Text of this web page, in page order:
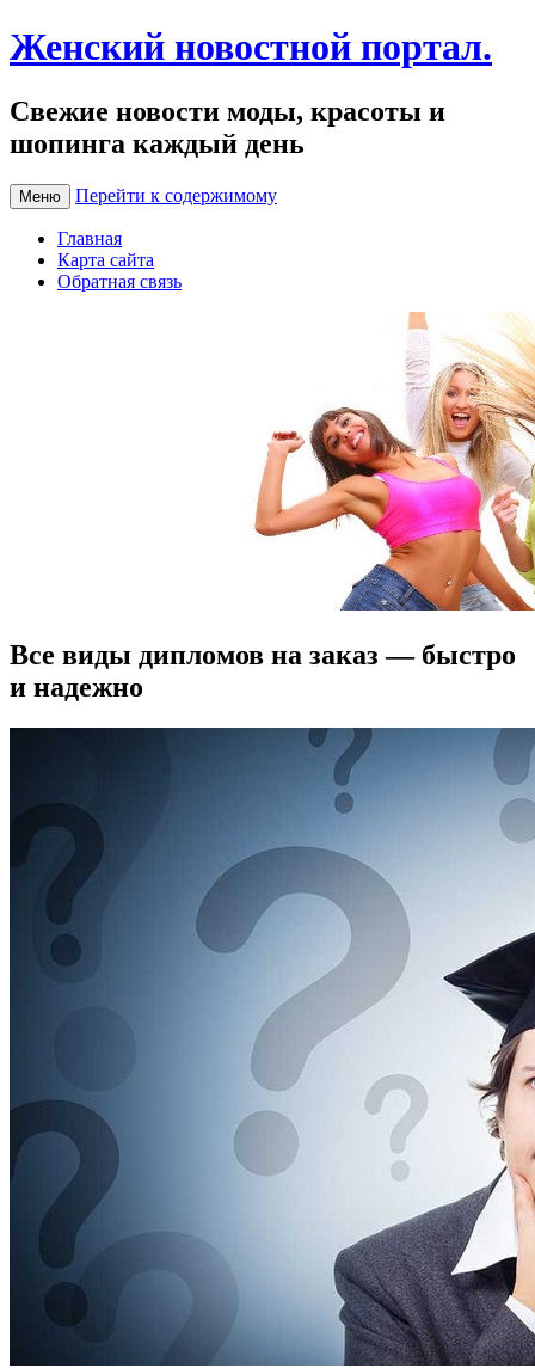
Женский новостной портал.
Свежие новости моды, красоты и
шопинга каждый день
Меню Перейти к содержимому
Главная
Карта сайта
Обратная связь
Все виды дипломов на заказ — быстро
и надежно